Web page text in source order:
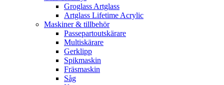
Groglass Artglass
Artglass Lifetime Acrylic
Maskiner & tillbehör
Passepartoutskärare
Multiskärare
Gerklipp
Spikmaskin
Fräsmaskin
Såg